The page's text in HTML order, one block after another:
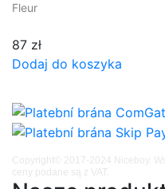
Fleur
87 zł
Dodaj do koszyka
Copyright© 2017-2024 Niceboy.
ceny podane są z VAT.